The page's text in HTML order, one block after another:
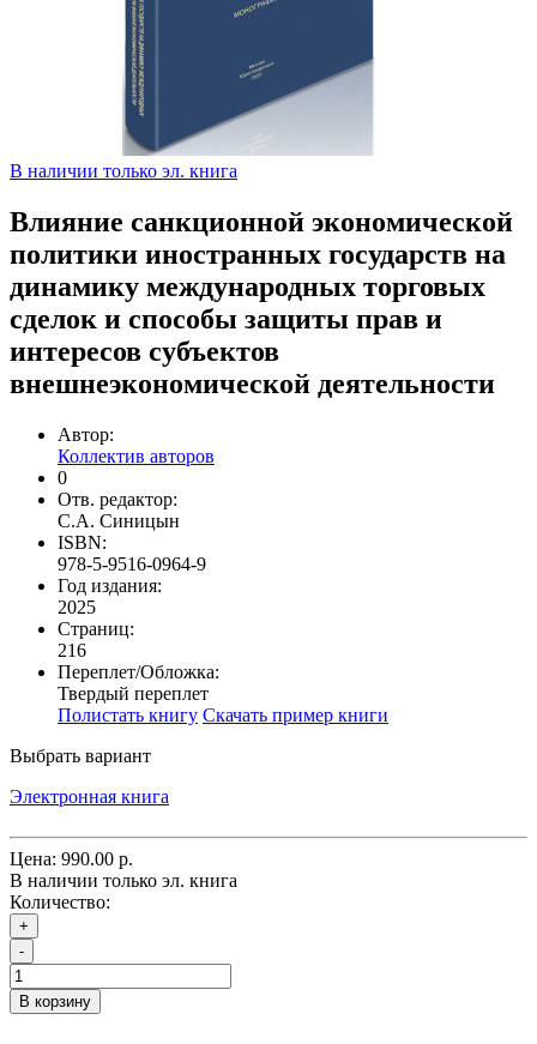
В наличии только эл. книга
Влияние санкционной экономической
политики иностранных государств на
динамику международных торговых
сделок и способы защиты прав и
интересов субъектов
внешнеэкономической деятельности
Автор:
Коллектив авторов
0
Отв. редактор:
С.А. Синицын
ISBN:
978-5-9516-0964-9
Год издания:
2025
Страниц:
216
Переплет/Обложка:
Твердый переплет
Полистать книгу Скачать пример книги
Выбрать вариант
Электронная книга
Цена: 990.00 р.
В наличии только эл. книга
Количество:
+
-
В корзину